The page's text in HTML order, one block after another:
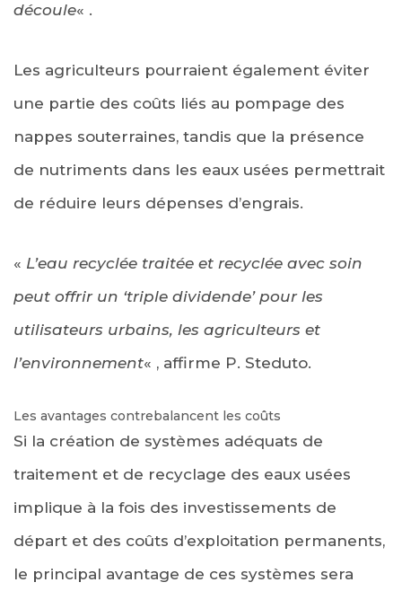
découle« .
Les agriculteurs pourraient également éviter
une partie des coûts liés au pompage des
nappes souterraines, tandis que la présence
de nutriments dans les eaux usées permettrait
de réduire leurs dépenses d’engrais.
« L’eau recyclée traitée et recyclée avec soin
peut offrir un ‘triple dividende’ pour les
utilisateurs urbains, les agriculteurs et
l’environnement« , affirme P. Steduto.
Les avantages contrebalancent les coûts
Si la création de systèmes adéquats de
traitement et de recyclage des eaux usées
implique à la fois des investissements de
départ et des coûts d’exploitation permanents,
le principal avantage de ces systèmes sera